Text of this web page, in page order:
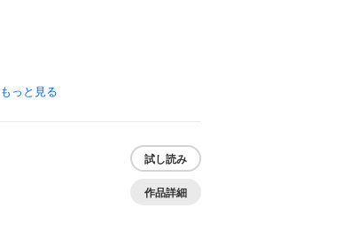
もっと見る
試し読み
作品詳細